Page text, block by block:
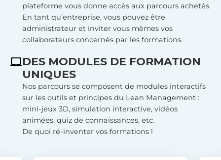
plateforme vous donne accès aux parcours achetés.
En tant qu’entreprise, vous pouvez être
administrateur et inviter vous mêmes vos
collaborateurs concernés par les formations.
DES MODULES DE FORMATION
UNIQUES
Nos parcours se composent de modules interactifs
sur les outils et principes du Lean Management :
mini-jeux 3D, simulation interactive, vidéos
animées, quiz de connaissances, etc.
De quoi ré-inventer vos formations !